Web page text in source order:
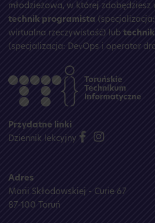
młodzieżowa, w której zdobędziesz
technik programista
wirtualna rzeczywistość) lub
(specjalizacja: DevOps i operator
Przydatne linki
Dziennik lekcyjny
Adres
Marii Skłodowskiej - Curie 67
87-100 Toruń